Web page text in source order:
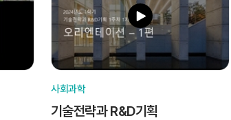
사회과학
기술전략과 R&D기획